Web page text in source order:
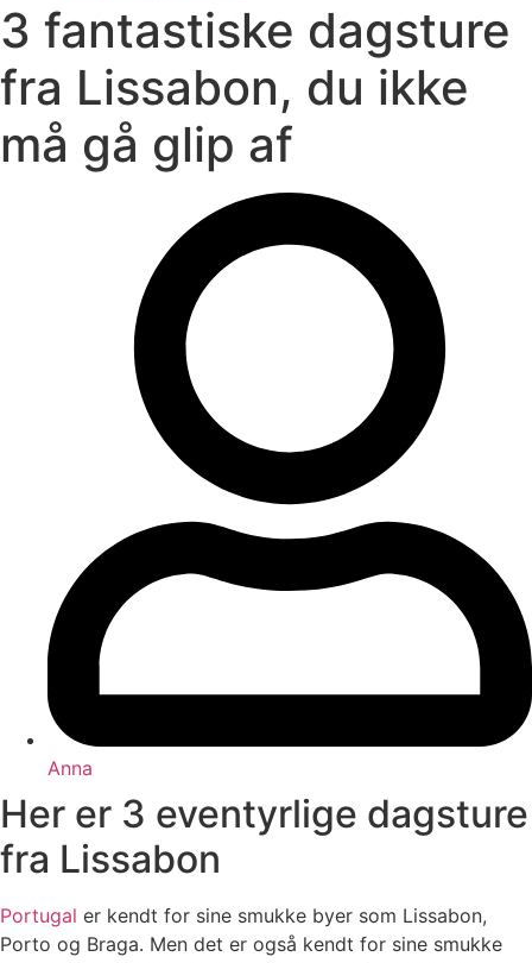
3 fantastiske dagsture
fra Lissabon, du ikke
må gå glip af
Anna
Her er 3 eventyrlige dagsture
fra Lissabon
Portugal er kendt for sine smukke byer som Lissabon,
Porto og Braga. Men det er også kendt for sine smukke